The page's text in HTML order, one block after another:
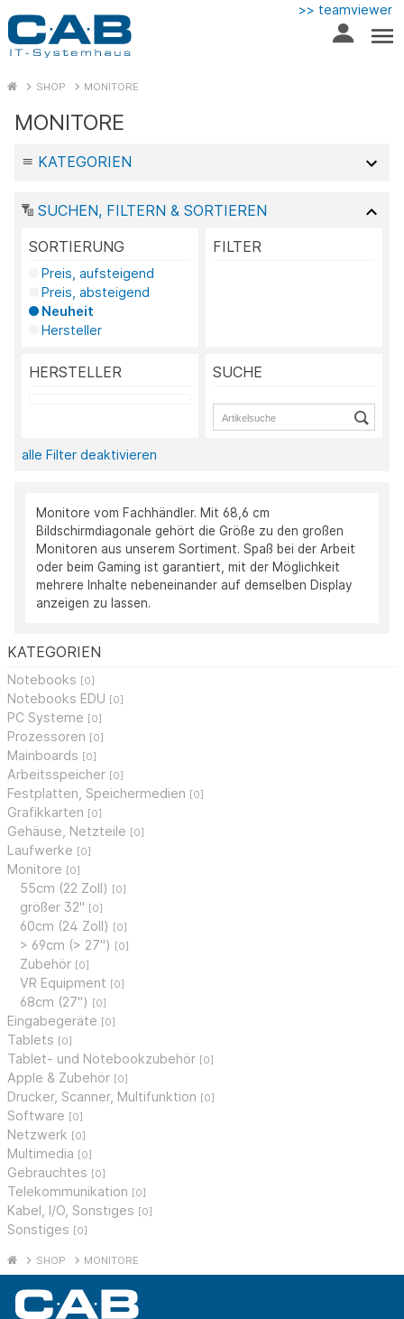
>> teamviewer
SHOP MONITORE
KATEGORIEN
Notebooks [0]
Notebooks EDU [0]
PC Systeme [0]
Prozessoren [0]
Mainboards [0]
Arbeitsspeicher [0]
Festplatten, Speichermedien [0]
Grafikkarten [0]
Gehäuse, Netzteile [0]
Laufwerke [0]
Monitore [0]
55cm (22 Zoll) [0]
größer 32" [0]
60cm (24 Zoll) [0]
> 69cm (> 27") [0]
Zubehör [0]
VR Equipment [0]
68cm (27") [0]
Eingabegeräte [0]
Tablets [0]
Tablet- und Notebookzubehör [0]
Apple & Zubehör [0]
Drucker, Scanner, Multifunktion [0]
Software [0]
Netzwerk [0]
Multimedia [0]
Gebrauchtes [0]
Telekommunikation [0]
Kabel, I/O, Sonstiges [0]
Sonstiges [0]
MONITORE
KATEGORIEN
SUCHEN, FILTERN & SORTIEREN
SORTIERUNG
Preis, aufsteigend
Preis, absteigend
Neuheit
Hersteller
FILTER
HERSTELLER SUCHE
alle Filter deaktivieren
Monitore vom Fachhändler. Mit 68,6 cm
Bildschirmdiagonale gehört die Größe zu den großen
Monitoren aus unserem Sortiment. Spaß bei der Arbeit
oder beim Gaming ist garantiert, mit der Möglichkeit
mehrere Inhalte nebeneinander auf demselben Display
anzeigen zu lassen.
SHOP MONITORE